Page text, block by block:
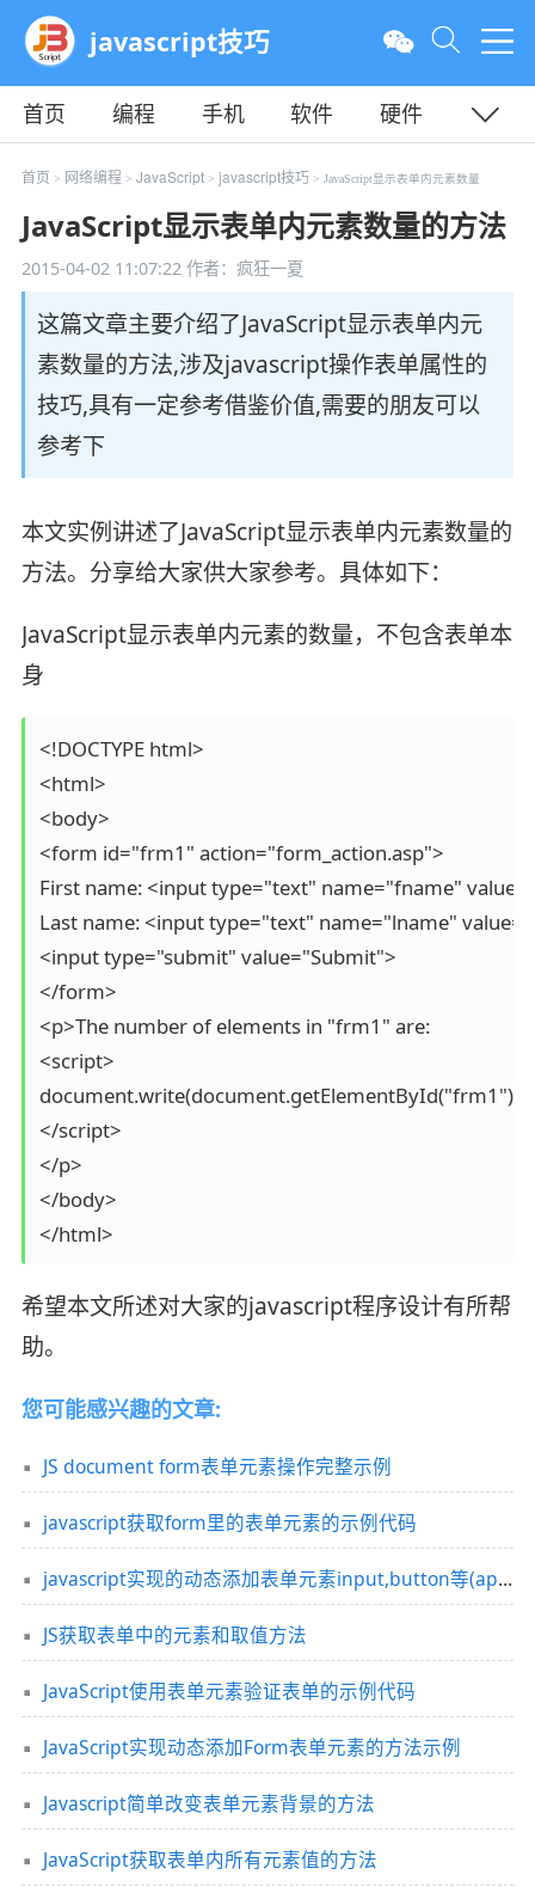
javascript技巧
首页 编程 手机 软件
硬件
教程
平面 服务器
首页 > 网络编程 > JavaScript> javascript技巧 > JavaScript显示表单内元素数量
JavaScript显示表单内元素数量的方法
2015-04-02 11:07:22作者：疯狂一夏
这篇文章主要介绍了JavaScript显示表单内元
素数量的方法,涉及javascript操作表单属性的
技巧,具有一定参考借鉴价值,需要的朋友可以
参考下
本文实例讲述了JavaScript显示表单内元素数量的
方法。分享给大家供大家参考。具体如下：
JavaScript显示表单内元素的数量，不包含表单本
身
<!DOCTYPE html>
<html>
<body>
<form id="frm1" action="form_action.asp">
First name: <input type="text" name="fname"
Last name: <input type="text" name="lname"
<input type="submit" value="Submit">
</form>
<p>The number of elements in "frm1" are:
<script>
</script>
</p>
</body>
</html>
希望本文所述对大家的javascript程序设计有所帮
助。
您可能感兴趣的文章:
JS document form表单元素操作完整示例
javascript获取form里的表单元素的示例代码
javascript实现的动态添加表单元素input,button等(appendChild)
JS获取表单中的元素和取值方法
JavaScript使用表单元素验证表单的示例代码
JavaScript实现动态添加Form表单元素的方法示例
Javascript简单改变表单元素背景的方法
JavaScript获取表单内所有元素值的方法